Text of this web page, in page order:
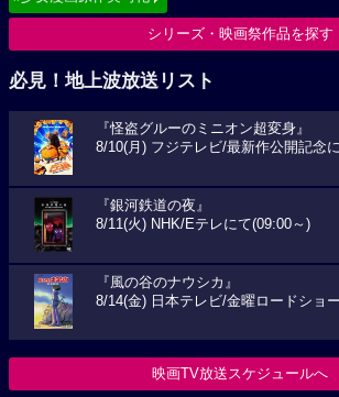
シリーズ・映画祭作品を探す
必見！地上波放送リスト
『怪盗グルーのミニオン超変身』
8/10(月) フジテレビ/最新作公開記念
『銀河鉄道の夜』
8/11(火) NHK/Eテレにて(09:00～)
『風の谷のナウシカ』
8/14(金) 日本テレビ/金曜ロードショ
映画TV放送スケジュールへ